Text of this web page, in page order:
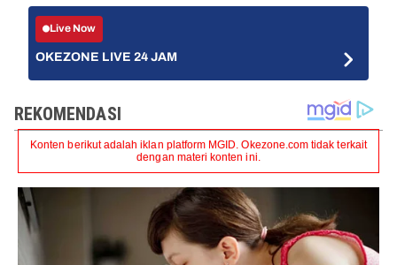
Live Now
OKEZONE LIVE 24 JAM